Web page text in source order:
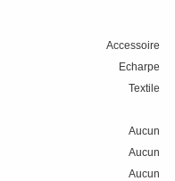
Accessoire
Echarpe
Textile
Aucun
Aucun
Aucun